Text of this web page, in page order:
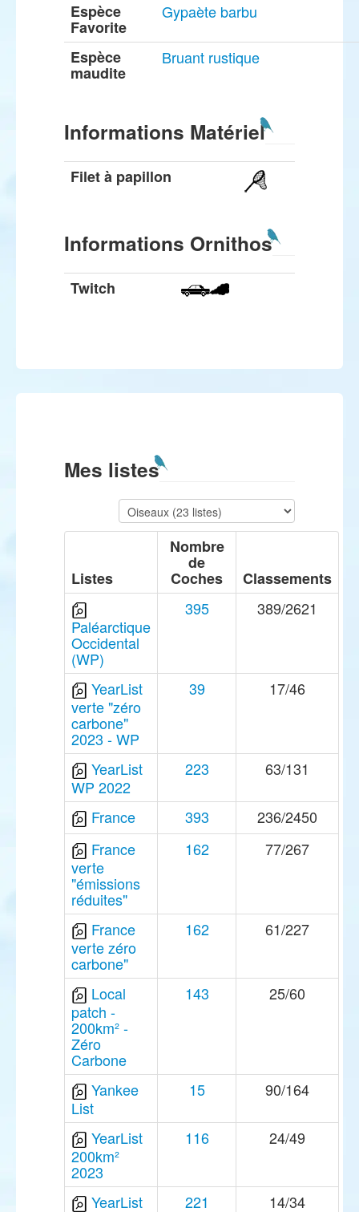
Espèce
Favorite
Gypaète barbu
Espèce
maudite
Bruant rustique
Informations Matériel
Filet à papillon
Informations Ornithos
Twitch
Mes listes
Listes
Nombre
de
Coches Classements
Paléarctique
Occidental
(WP)
395 389/2621
YearList
verte "zéro
carbone"
2023 - WP
39 17/46
YearList
WP 2022
223 63/131
France 393
236/2450
France
verte
"émissions
réduites"
162 77/267
France
verte zéro
carbone"
162 61/227
Local
patch -
200km² -
Zéro
Carbone
143 25/60
Yankee
List
15 90/164
YearList
200km²
2023
116 24/49
YearList
221 14/34